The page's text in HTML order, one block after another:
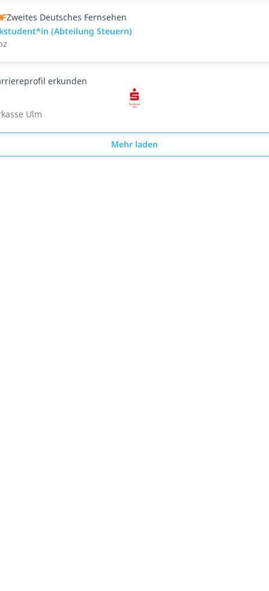
Zweites Deutsches Fernsehen
(Abteilung Steuern)
erkunden
Ulm
Mehr laden